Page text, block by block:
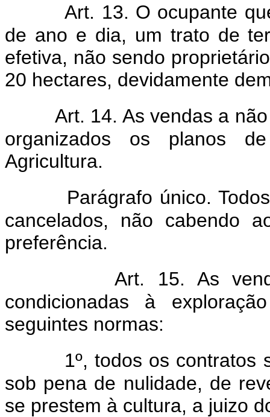
Art. 13. O ocupante
de ano e dia, um trato de
efetiva, não sendo
20 hectares, devidamente
Art. 14. As vendas a
organizados os planos
Agricultura.
Parágrafo único.
cancelados, não cabendo
preferência.
Art. 15. As
condicionadas à
seguintes normas:
1º, todos os contratos
sob pena de nulidade, de
se prestem à cultura, a juizo